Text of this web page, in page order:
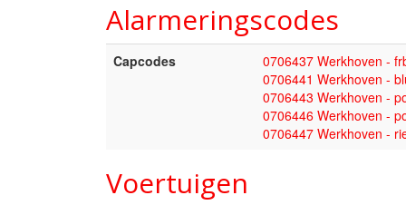
Alarmeringscodes
Capcodes
0706437 Werkhoven -
0706441 Werkhoven -
0706443 Werkhoven -
0706446 Werkhoven -
0706447 Werkhoven -
Voertuigen